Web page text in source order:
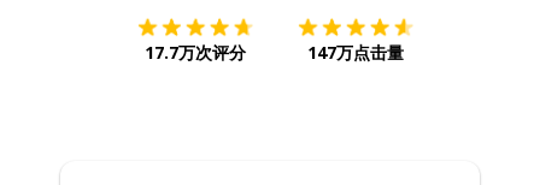
17.7万次评分 147万点击量